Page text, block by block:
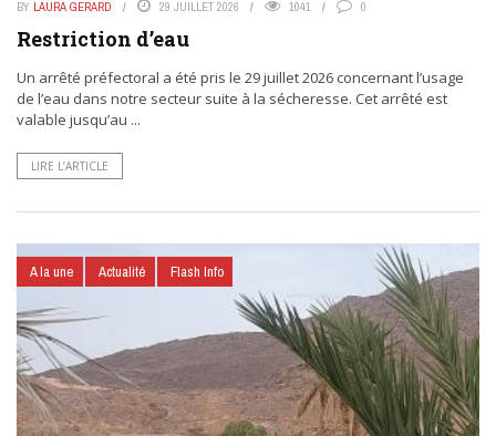
BY LAURA GERARD 29 JUILLET 2026 1041 0
Restriction d’eau
Un arrêté préfectoral a été pris le 29 juillet 2026 concernant l’usage
de l’eau dans notre secteur suite à la sécheresse. Cet arrêté est
valable jusqu’au ...
LIRE L’ARTICLE
A la une Actualité Flash Info